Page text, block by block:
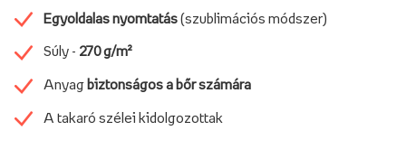
Egyoldalas nyomtatás(szublimációs módszer)
Súly - 270 g/m²
Anyag biztonságos a bőr számára
A takaró szélei kidolgozottak